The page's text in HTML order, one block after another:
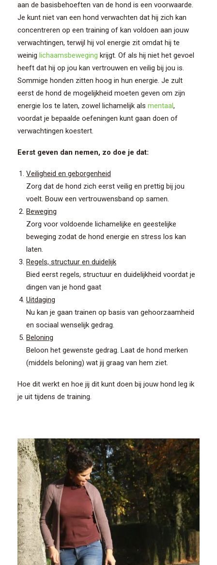
aan de basisbehoeften van de hond is een voorwaarde.
Je kunt niet van een hond verwachten dat hij zich kan
concentreren op een training of kan voldoen aan jouw
verwachtingen, terwijl hij vol energie zit omdat hij te
weinig lichaamsbeweging krijgt. Of als hij niet het gevoel
heeft dat hij op jou kan vertrouwen en veilig bij jou is.
Sommige honden zitten hoog in hun energie. Je zult
eerst de hond de mogelijkheid moeten geven om zijn
energie los te laten, zowel lichamelijk als mentaal,
voordat je bepaalde oefeningen kunt gaan doen of
verwachtingen koestert.
Eerst geven dan nemen, zo doe je dat:
Veiligheid en geborgenheid
Zorg dat de hond zich eerst veilig en prettig bij jou
voelt. Bouw een vertrouwensband op samen.
Beweging
Zorg voor voldoende lichamelijke en geestelijke
beweging zodat de hond energie en stress los kan
laten.
Regels, structuur en duidelijk
Bied eerst regels, structuur en duidelijkheid voordat je
dingen van je hond gaat
Uitdaging
Nu kan je gaan trainen op basis van gehoorzaamheid
en sociaal wenselijk gedrag.
Beloning
Beloon het gewenste gedrag. Laat de hond merken
(middels beloning) wat jij graag van hem ziet.
Hoe dit werkt en hoe jij dit kunt doen bij jouw hond leg ik
je uit tijdens de training.